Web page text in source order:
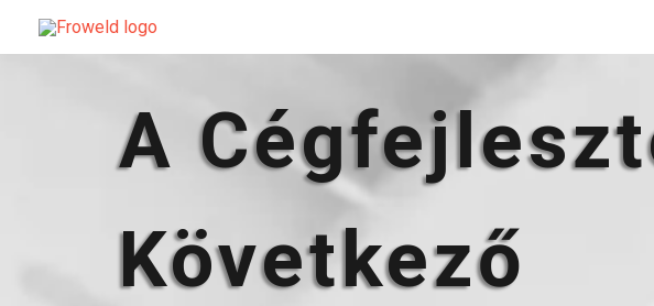
A
Következő